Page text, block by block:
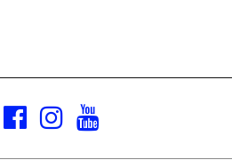
X Facebook
Instagram